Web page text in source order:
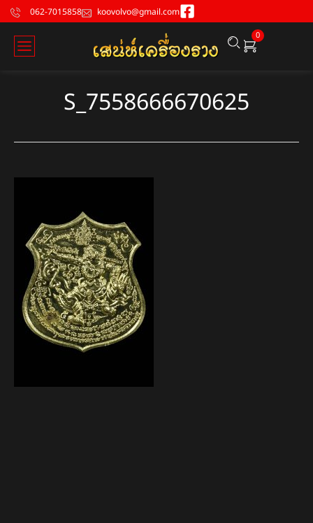
062-7015858 koovolvo@gmail.com
0
S_7558666670625